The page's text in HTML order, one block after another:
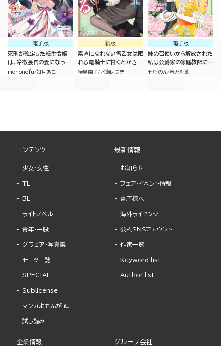
電子版
死刑が確定した転生令嬢
は、冷徹長官の妻になって
三度目の人生を謳歌しま
mononofu 如月あこ
紙版
素直になれない雪乙女は眠
れる竜騎士に甘くとかされ
る（１）
待鳥園子 水瀬はづき
電子版
妹の召使いから解放された
私は公爵家の家庭教師にな
りまして コミック版 （3）
七杜のん 春乃紅葉
コンテンツ
少女・女性
TL
BL
ライトノベル
青年・一般
グラビア・写真集
モーター誌
SPECIAL
Sublicense
マンガよもんが
試し読み
最新情報
お知らせ
フェア・イベント情報
書店様へ
海外ライセンシー
公式SNSアカウント
作家一覧
Keyword list
Author list
企業情報 グループ会社